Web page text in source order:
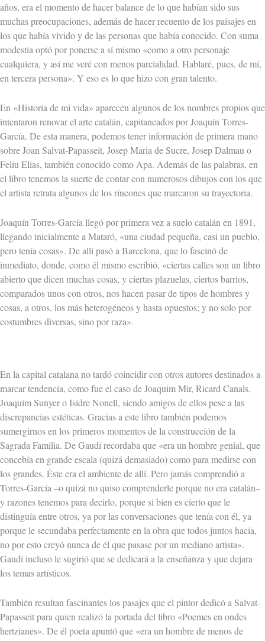
años, era el momento de hacer balance de lo que habían sido sus
muchas preocupaciones, además de hacer recuento de los paisajes en
los que había vivido y de las personas que había conocido. Con suma
modestia optó por ponerse a sí mismo «como a otro personaje
cualquiera, y así me veré con menos parcialidad. Hablaré, pues, de mí,
en tercera persona». Y eso es lo que hizo con gran talento.
En «Historia de mi vida» aparecen algunos de los nombres propios que
intentaron renovar el arte catalán, capitaneados por Joaquín Torres-
García. De esta manera, podemos tener información de primera mano
sobre Joan Salvat-Papasseit, Josep Maria de Sucre, Josep Dalmau o
Feliu Elias, también conocido como Apa. Además de las palabras, en
el libro tenemos la suerte de contar con numerosos dibujos con los que
el artista retrata algunos de los rincones que marcaron su trayectoria.
Joaquín Torres-García llegó por primera vez a suelo catalán en 1891,
llegando inicialmente a Mataró, «una ciudad pequeña, casi un pueblo,
pero tenía cosas». De allí pasó a Barcelona, que lo fascinó de
inmediato, donde, como él mismo escribió, «ciertas calles son un libro
abierto que dicen muchas cosas, y ciertas plazuelas, ciertos barrios,
comparados unos con otros, nos hacen pasar de tipos de hombres y
cosas, a otros, los más heterogéneos y hasta opuestos; y no solo por
costumbres diversas, sino por raza».
En la capital catalana no tardó coincidir con otros autores destinados a
marcar tendencia, como fue el caso de Joaquim Mir, Ricard Canals,
Joaquim Sunyer o Isidre Nonell, siendo amigos de ellos pese a las
discrepancias estéticas. Gracias a este libro también podemos
sumergirnos en los primeros momentos de la construcción de la
Sagrada Familia. De Gaudí recordaba que «era un hombre genial, que
concebía en grande escala (quizá demasiado) como para medirse con
los grandes. Éste era el ambiente de allí. Pero jamás comprendió a
Torres-García –o quizá no quiso comprenderle porque no era catalán–
y razones tenemos para decirlo, porque si bien es cierto que le
distinguía entre otros, ya por las conversaciones que tenía con él, ya
porque le secundaba perfectamente en la obra que todos juntos hacía,
no por esto creyó nunca de él que pasase por un mediano artista».
Gaudí incluso le sugirió que se dedicará a la enseñanza y que dejara
los temas artísticos.
También resultan fascinantes los pasajes que el pintor dedicó a Salvat-
Papasseit para quien realizó la portada del libro «Poemes en ondes
hertzianes». De él poeta apuntó que «era un hombre de menos de